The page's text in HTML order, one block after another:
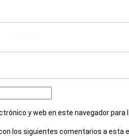
y web en este navegador para
los siguientes comentarios a esta